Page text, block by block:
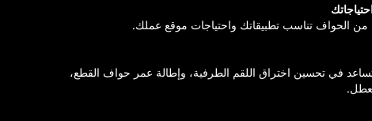
الحواف تناسب تطبيقاتك واحتياجات موقع عملك.
في تحسين اختراق اللقم الطرفية، وإطالة عمر حواف القطع،